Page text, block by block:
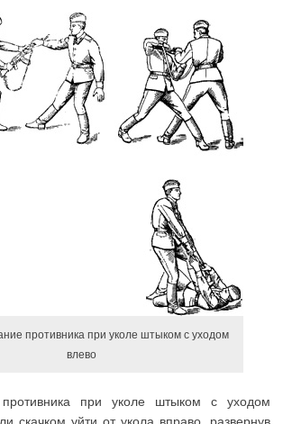
противника при уколе штыком с уходом
влево
противника при уколе штыком с уходом